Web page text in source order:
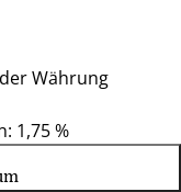
Währung
1,75 %